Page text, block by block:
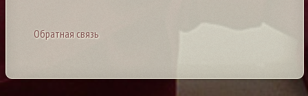
Обратная связь